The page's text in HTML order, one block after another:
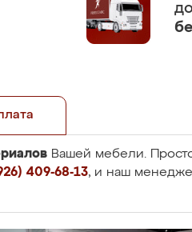
Вашей мебели.
409-68-13, и наш